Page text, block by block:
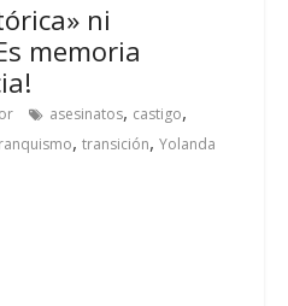
ni
memoria
asesinatos, castigo,
, transición, Yolanda